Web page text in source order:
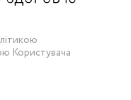
Користувача